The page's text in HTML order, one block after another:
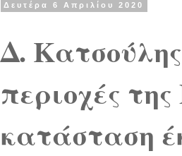
Δευτέρα 6 Απριλίου 2020
Δ.
περιοχές
κατάσταση